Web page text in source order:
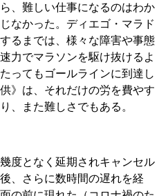
、難しい仕事になるのはわか
なかった。ディエゴ・マラド
るまでは、様々な障害や事態
力でマラソンを駆け抜けるよ
ってもゴールラインに到達し
》は、それだけの労を費やす
、また難しさでもある。
度となく延期されキャンセル
、さらに数時間の遅れを経